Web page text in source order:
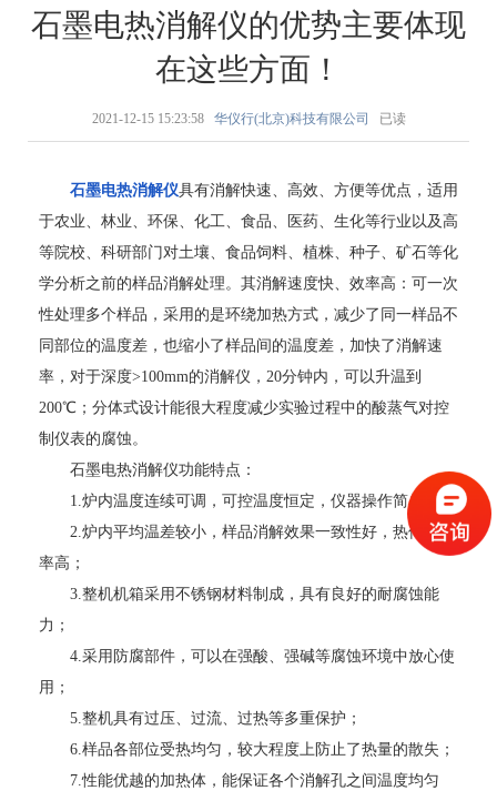
石墨电热消解仪的优势主要体现
在这些方面！
2021-12-15 15:23:58 华仪行(北京)科技有限公司 已读
石墨电热消解仪具有消解快速、高效、方便等优点，适用
于农业、林业、环保、化工、食品、医药、生化等行业以及高
等院校、科研部门对土壤、食品饲料、植株、种子、矿石等化
学分析之前的样品消解处理。其消解速度快、效率高：可一次
性处理多个样品，采用的是环绕加热方式，减少了同一样品不
同部位的温度差，也缩小了样品间的温度差，加快了消解速
率，对于深度>100mm的消解仪，20分钟内，可以升温到
200℃；分体式设计能很大程度减少实验过程中的酸蒸气对控
制仪表的腐蚀。
石墨电热消解仪功能特点：
1.炉内温度连续可调，可控温度恒定，仪器操作简单；
2.炉内平均温差较小，样品消解效果一致性好，热传导效
率高；
3.整机机箱采用不锈钢材料制成，具有良好的耐腐蚀能
力；
4.采用防腐部件，可以在强酸、强碱等腐蚀环境中放心使
用；
5.整机具有过压、过流、过热等多重保护；
6.样品各部位受热均匀，较大程度上防止了热量的散失；
7.性能优越的加热体，能保证各个消解孔之间温度均匀